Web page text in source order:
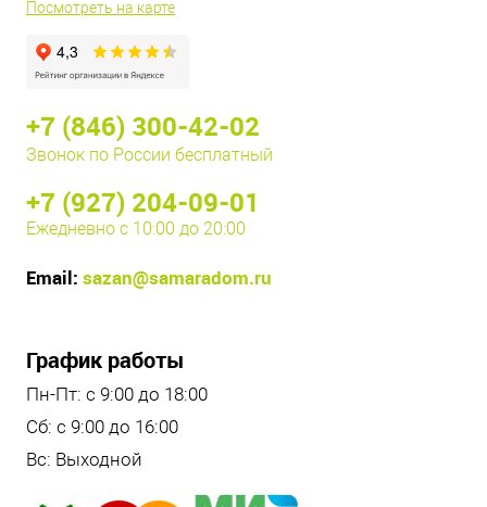
Посмотреть на карте
+7 (846) 300-42-02
Звонок по России бесплатный
+7 (927) 204-09-01
Ежедневно с 10:00 до 20:00
Email: sazan@samaradom.ru
График работы
Пн-Пт: с 9:00 до 18:00
Сб: с 9:00 до 16:00
Вс: Выходной